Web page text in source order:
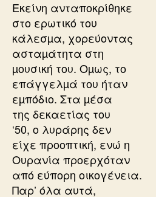
Εκείνη ανταποκρίθηκε
στο ερωτικό του
κάλεσµα, χορεύοντας
ασταµάτητα στη
µουσική του. Οµως, το
επάγγελµά του ήταν
εµπόδιο. Στα µέσα
της δεκαετίας του
‘50, ο λυράρης δεν
είχε προοπτική, ενώ η
Ουρανία προερχόταν
από εύπορη οικογένεια.
Παρ’ όλα αυτά,